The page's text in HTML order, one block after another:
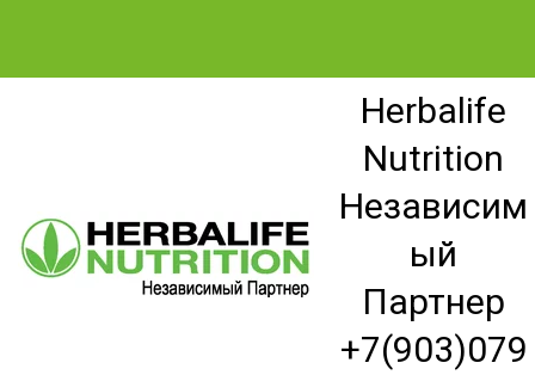
Herbalife
Nutrition
Независим
ый
Партнер
+7(903)079